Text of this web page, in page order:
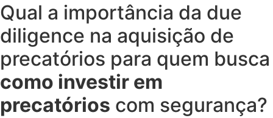
Qual a importância da due
diligence na aquisição de
precatórios para quem busca
como investir em
precatórios com segurança?